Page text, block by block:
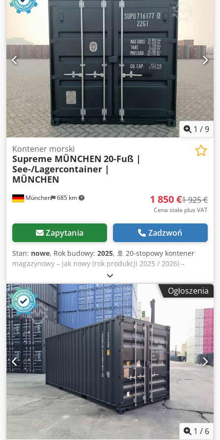
wyczerpania zapasów • Cena netto, należy doliczyć 19%
VAT (fakturujemy) 20-DV Wymiary zewnętrzne 6.058 mm x
2.438 mm x 2.591 mm Wymiary wewnętrzne 5.898 mm x
2.352 mm x 2.393 mm Wymiary drzwi (wewnętrzne) 2.343
mm x 2.280 mm Masa własna 2.000 kg Ładowność 28.480
kg Masa całkowita 30.480 kg Objętość 33,2 m³ Miejsca
paletowe 11 miejsc
1 /9
München 685 km
Kontener morski
Supreme MÜNCHEN 20-Fuß |
See-/Lagercontainer |
MÜNCHEN
1 850 €1 925 €
Cena stała plus VAT
Zapytania Zadzwoń
Stan: nowe, Rok budowy: 2025, 🚢 20-stopowy kontener
magazynowy – jak nowy (rok produkcji 2025 / 2026) –
dostępny od ręki! Wysokiej jakości kontener morski w
niemal nowym stanie – idealny jako magazyn, warsztat,
kontener budowlany lub do profesjonalnego transportu.
Djdpfjg S Acrex Amveck ⭐ Państwa korzyści w skrócie 🆕
Rok produkcji 2025 / 2026 – jak nowy 💪 Bardzo solidna
konstrukcja stalowa (grubość ściany 2 mm) 🌧️ Wiatro- i
wodoszczelny 🔐 Drzwi zamykane na cztery rygli – bardzo
bezpieczny 🚚 Z tabliczką CSC – dopuszczony do transportu
na całym świecie 🌬️ Wentylacja chroniąca przed wilgocią 🪵
Wysokiej jakości podłoga drewniana 🛠️ Kieszenie na widły
w podłodze 📏 Wymiary i dane techniczne 📐 Wymiary
zewnętrzne: 6.058 × 2.438 × 2.591 mm 📦 Wymiary
wewnętrzne: 5.898 × 2.350 × 2.390 mm 🚪 Otwór drzwiowy:
2.343 mm 🧱 Objętość: ok. 33 m³ ⚖️ Masa własna: ok. 2,25 t
🏋️ Ładowność: do 30 t Te kontenery wyróżniają się
trwałością, bezpieczeństwem i wszechstronnością –
Ogłoszenia
1 / 6